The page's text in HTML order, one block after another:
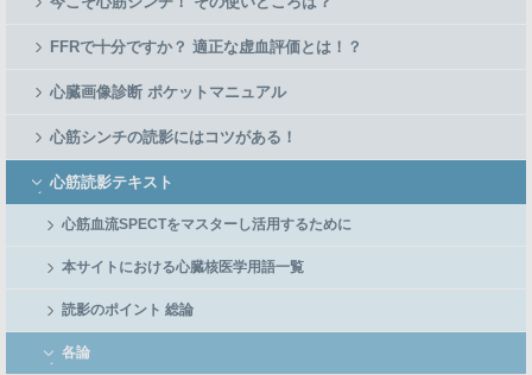
FFRで十分ですか？ 適正な虚血評価とは！？
心臓画像診断 ポケットマニュアル
心筋シンチの読影にはコツがある！
心筋読影テキスト
心筋血流SPECTをマスターし活用するために
本サイトにおける心臓核医学用語一覧
読影のポイント 総論
各論